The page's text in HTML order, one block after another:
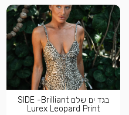
בגד ים שלם SIDE -Brilliant
Lurex Leopard Print